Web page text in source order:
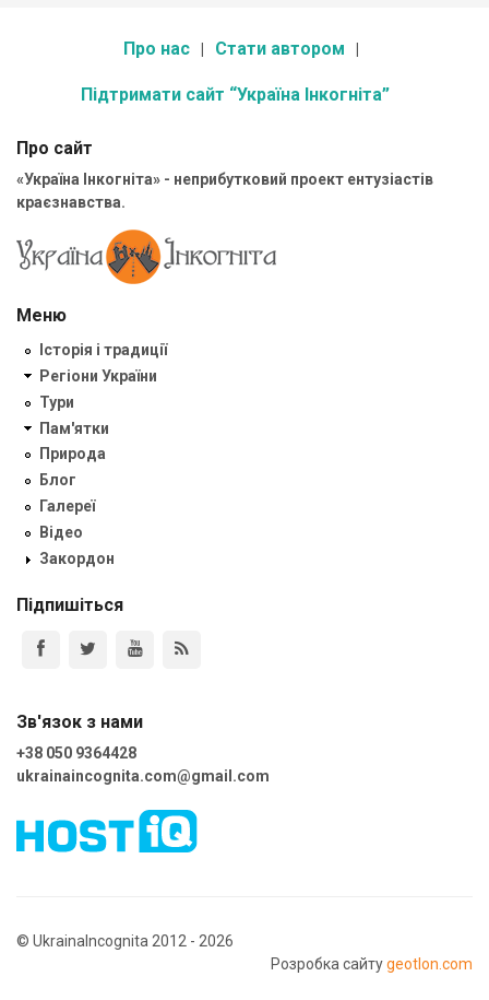
Про нас Стати автором
Підтримати сайт “Україна Інкогніта”
Про сайт
«Україна Інкогніта» - неприбутковий проект ентузіастів
краєзнавства.
Меню
Історія і традиції
Регіони України
Тури
Пам'ятки
Природа
Блог
Галереї
Відео
Закордон
Підпишіться
Зв'язок з нами
+38 050 9364428
ukrainaincognita.com@gmail.com
© UkrainaIncognita 2012 - 2026
Розробка сайтуgeotlon.com